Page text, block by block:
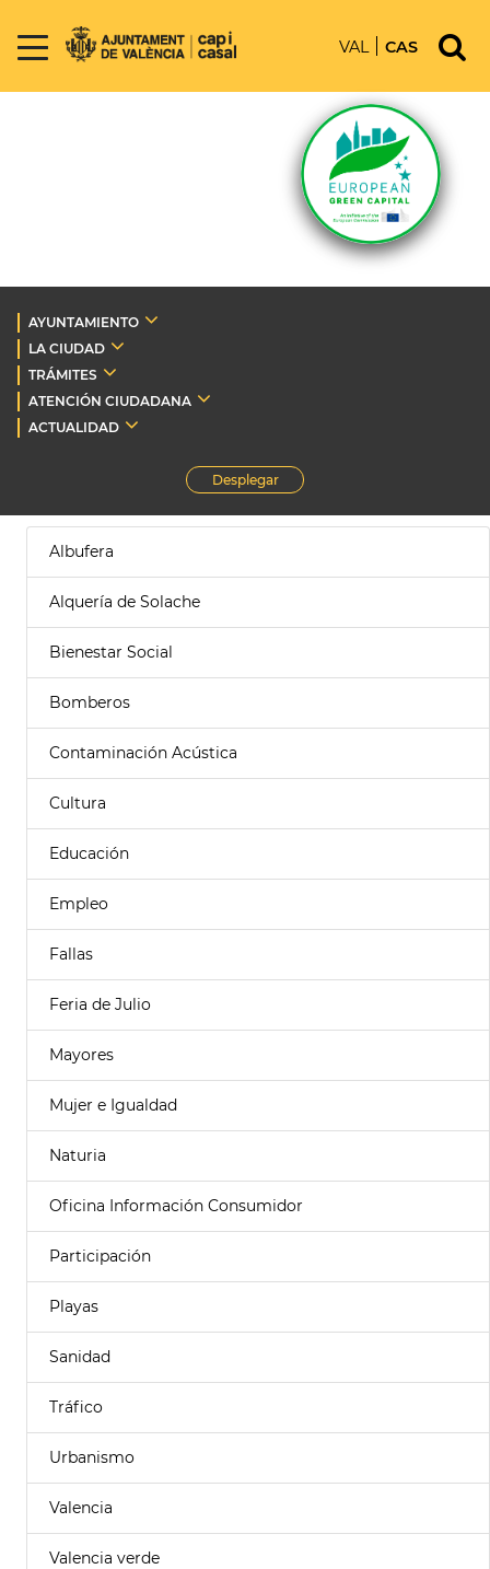
VAL CAS
AYUNTAMIENTO
LA CIUDAD
TRÁMITES
ATENCIÓN CIUDADANA
ACTUALIDAD
Desplegar
Albufera
Alquería de Solache
Bienestar Social
Bomberos
Contaminación Acústica
Cultura
Educación
Empleo
Fallas
Feria de Julio
Mayores
Mujer e Igualdad
Naturia
Oficina Información Consumidor
Participación
Playas
Sanidad
Tráfico
Urbanismo
Valencia
Valencia verde